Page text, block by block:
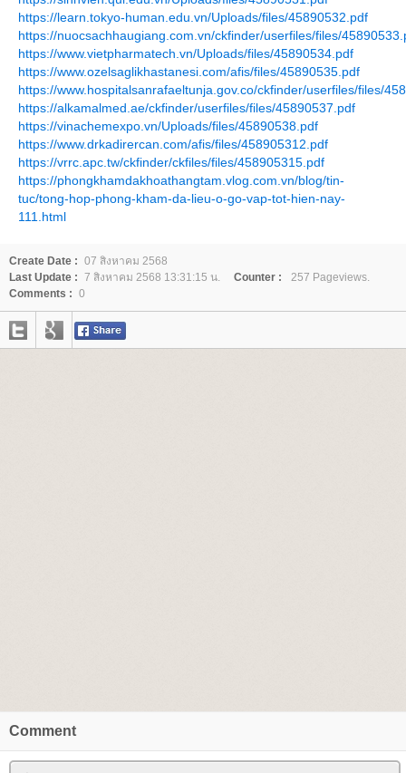
https://learn.tokyo-human.edu.vn/Uploads/files/45890532.pdf
https://nuocsachhaugiang.com.vn/ckfinder/userfiles/files/
https://www.vietpharmatech.vn/Uploads/files/45890534.pdf
https://www.ozelsaglikhastanesi.com/afis/files/45890535.pdf
https://www.hospitalsanrafaeltunja.gov.co/ckfinder/userfiles/files/
https://alkamalmed.ae/ckfinder/userfiles/files/45890537.pdf
https://vinachemexpo.vn/Uploads/files/45890538.pdf
https://www.drkadirercan.com/afis/files/458905312.pdf
https://vrrc.apc.tw/ckfinder/ckfiles/files/458905315.pdf
https://phongkhamdakhoathangtam.vlog.com.vn/blog/tin-
tuc/tong-hop-phong-kham-da-lieu-o-go-vap-tot-hien-nay-
111.html
Create Date : 07 สิงหาคม 2568
Last Update : 7 สิงหาคม 2568 13:31:15 น. Counter :
257 Pageviews.
Comments : 0
Comment